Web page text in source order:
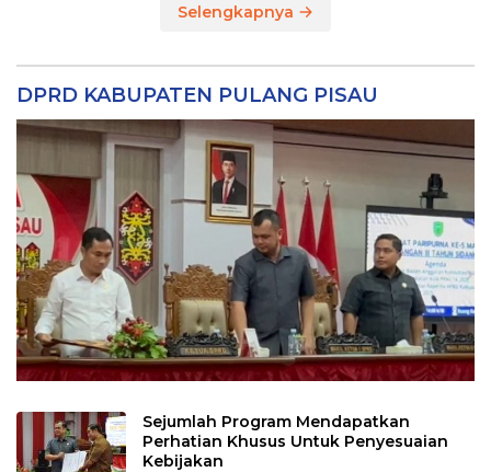
Selengkapnya
DPRD KABUPATEN PULANG PISAU
Sejumlah Program Mendapatkan
Perhatian Khusus Untuk Penyesuaian
Kebijakan